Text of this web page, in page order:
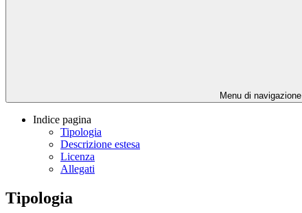
Menu di navigazione
Indice pagina
Tipologia
Descrizione estesa
Licenza
Allegati
Tipologia